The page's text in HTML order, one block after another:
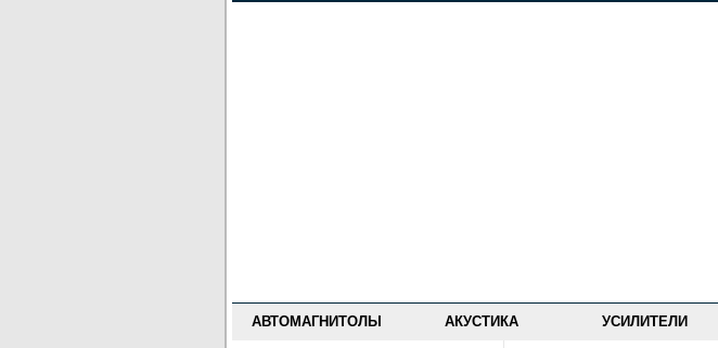
АВТОМАГНИТОЛЫ АКУСТИКА УСИЛИТЕЛИ